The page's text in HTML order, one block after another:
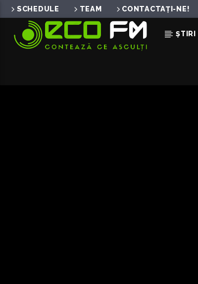
SCHEDULE TEAM CONTACTAȚI-NE!
ȘTIRI